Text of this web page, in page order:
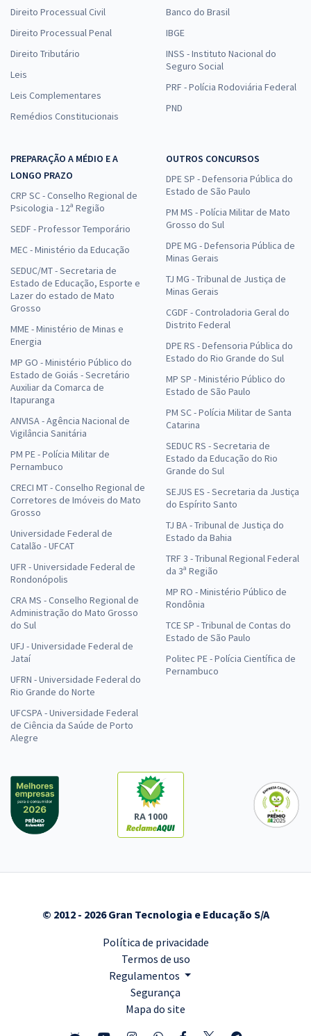
Direito Processual Civil
Direito Processual Penal
Direito Tributário
Leis
Leis Complementares
Remédios Constitucionais
Banco do Brasil
IBGE
INSS - Instituto Nacional do
Seguro Social
PRF - Polícia Rodoviária Federal
PND
PREPARAÇÃO A MÉDIO E A
LONGO PRAZO
CRP SC - Conselho Regional de
Psicologia - 12ª Região
SEDF - Professor Temporário
MEC - Ministério da Educação
SEDUC/MT - Secretaria de
Estado de Educação, Esporte e
Lazer do estado de Mato
Grosso
MME - Ministério de Minas e
Energia
MP GO - Ministério Público do
Estado de Goiás - Secretário
Auxiliar da Comarca de
Itapuranga
ANVISA - Agência Nacional de
Vigilância Sanitária
PM PE - Polícia Militar de
Pernambuco
CRECI MT - Conselho Regional de
Corretores de Imóveis do Mato
Grosso
Universidade Federal de
Catalão - UFCAT
UFR - Universidade Federal de
Rondonópolis
CRA MS - Conselho Regional de
Administração do Mato Grosso
do Sul
UFJ - Universidade Federal de
Jataí
UFRN - Universidade Federal do
Rio Grande do Norte
UFCSPA - Universidade Federal
de Ciência da Saúde de Porto
Alegre
OUTROS CONCURSOS
DPE SP - Defensoria Pública do
Estado de São Paulo
PM MS - Polícia Militar de Mato
Grosso do Sul
DPE MG - Defensoria Pública de
Minas Gerais
TJ MG - Tribunal de Justiça de
Minas Gerais
CGDF - Controladoria Geral do
Distrito Federal
DPE RS - Defensoria Pública do
Estado do Rio Grande do Sul
MP SP - Ministério Público do
Estado de São Paulo
PM SC - Polícia Militar de Santa
Catarina
SEDUC RS - Secretaria de
Estado da Educação do Rio
Grande do Sul
SEJUS ES - Secretaria da Justiça
do Espírito Santo
TJ BA - Tribunal de Justiça do
Estado da Bahia
TRF 3 - Tribunal Regional Federal
da 3ª Região
MP RO - Ministério Público de
Rondônia
TCE SP - Tribunal de Contas do
Estado de São Paulo
Politec PE - Polícia Científica de
Pernambuco
RA 1000
© 2012 - 2026 Gran Tecnologia e Educação S/A
Política de privacidade
Termos de uso
Regulamentos
Segurança
Mapa do site